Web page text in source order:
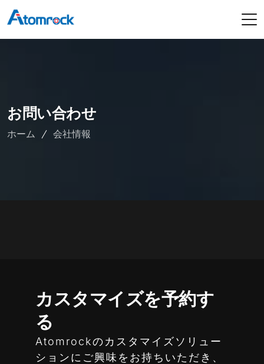
お問い合わせ
ホーム 会社情報
カスタマイズを予約す
る
Atomrockのカスタマイズソリュー
ションにご興味をお持ちいただき、